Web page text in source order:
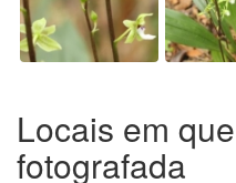
Locais em
fotografada